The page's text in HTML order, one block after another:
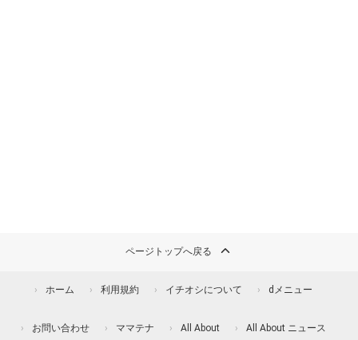
ページトップへ戻る
ホーム 利用規約 イチオシについて dメニュー
お問い合わせ ママテナ All About All About ニュース